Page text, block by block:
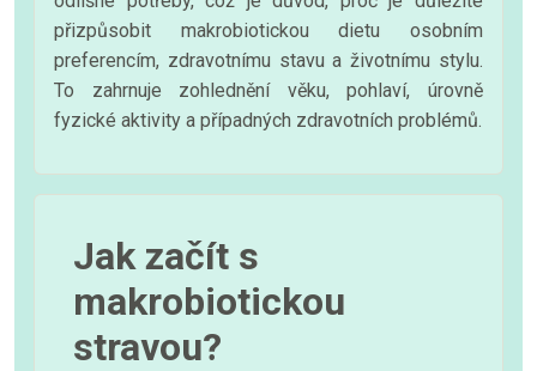
přizpůsobit makrobiotickou dietu osobním
preferencím, zdravotnímu stavu a životnímu stylu.
To zahrnuje zohlednění věku, pohlaví, úrovně
fyzické aktivity a případných zdravotních problémů.
Jak začít s
makrobiotickou
stravou?